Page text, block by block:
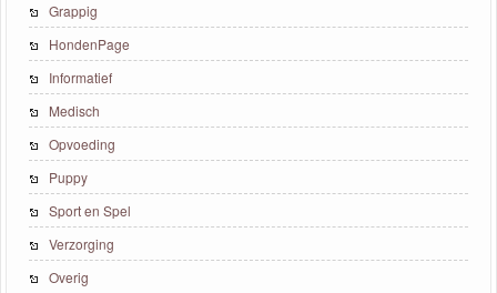
Grappig
HondenPage
Informatief
Medisch
Opvoeding
Puppy
Sport en Spel
Verzorging
Overig